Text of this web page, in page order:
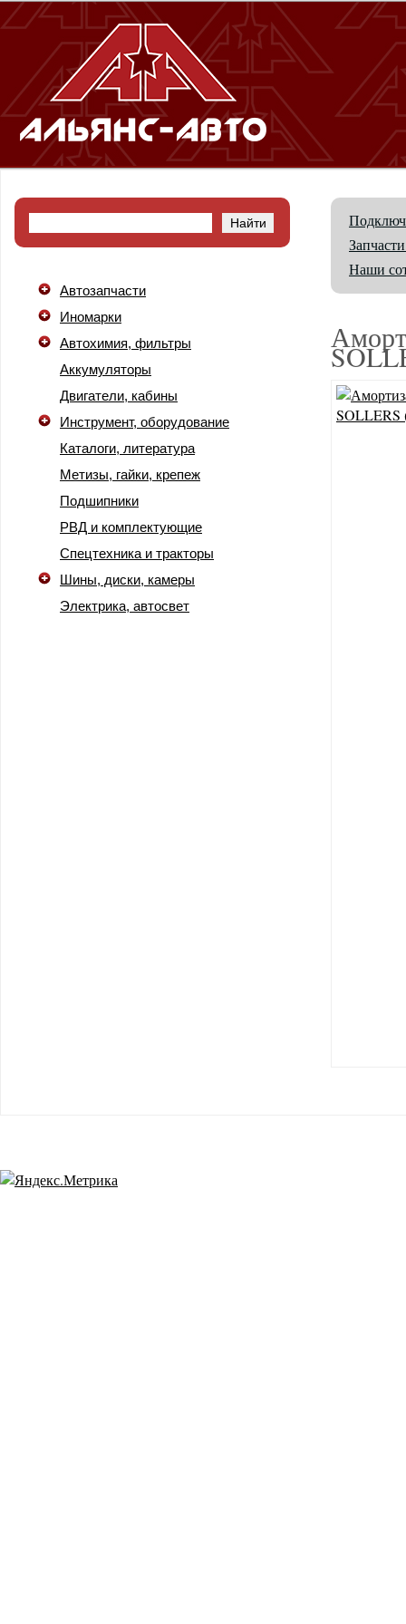
Автозапчасти
Иномарки
Автохимия, фильтры
Аккумуляторы
Двигатели, кабины
Инструмент, оборудование
Каталоги, литература
Метизы, гайки, крепеж
Подшипники
РВД и комплектующие
Спецтехника и тракторы
Шины, диски, камеры
Электрика, автосвет
Наши